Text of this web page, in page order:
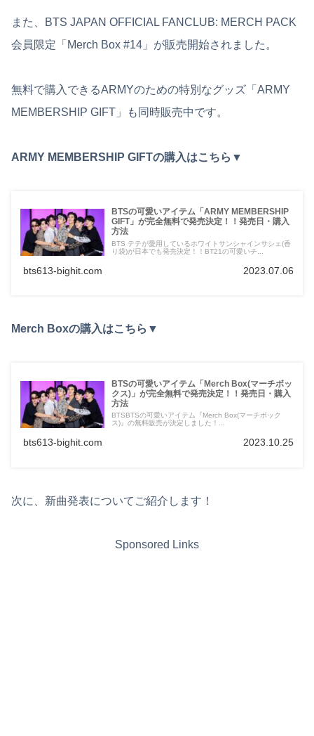
また、BTS JAPAN OFFICIAL FANCLUB: MERCH PACK
会員限定「Merch Box #14」が販売開始されました。
無料で購入できるARMYのための特別なグッズ「ARMY
MEMBERSHIP GIFT」も同時販売中です。
ARMY MEMBERSHIP GIFTの購入はこちら▼
BTSの可愛いアイテム「ARMY MEMBERSHIP
GIFT」が完全無料で発売決定！！発売日・購入
方法
BTS テテが愛用しているホワイトサンシャインサシェ(香
り袋)が日本でも発売決定！！BT21の可愛いチ...
bts613-bighit.com 2023.07.06
Merch Boxの購入はこちら▼
BTSの可愛いアイテム「Merch Box(マーチボッ
クス)」が完全無料で発売決定！！発売日・購入
方法
BTSBTSの可愛いアイテム『Merch Box(マーチボック
ス)』の無料販売が決定しました！...
bts613-bighit.com 2023.10.25
次に、新曲発表についてご紹介します！
Sponsored Links